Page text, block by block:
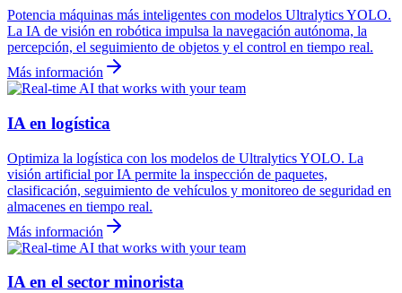
Potencia máquinas más inteligentes con modelos Ultralytics YOLO.
La IA de visión en robótica impulsa la navegación autónoma, la
percepción, el seguimiento de objetos y el control en tiempo real.
Más información
IA en logística
Optimiza la logística con los modelos de Ultralytics YOLO. La
visión artificial por IA permite la inspección de paquetes,
clasificación, seguimiento de vehículos y monitoreo de seguridad en
almacenes en tiempo real.
Más información
IA en el sector minorista